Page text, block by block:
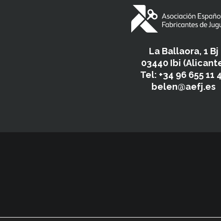
La Ballaora, 1 Bj
03440 Ibi
Tel: +34 96 655 11
belen@aefj.es